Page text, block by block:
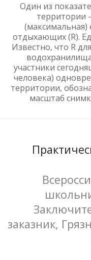
Один из
территории
отдыхающих (R).
Известно, что R
водохранилища
участники
человека)
территории,
масштаб
заказник,